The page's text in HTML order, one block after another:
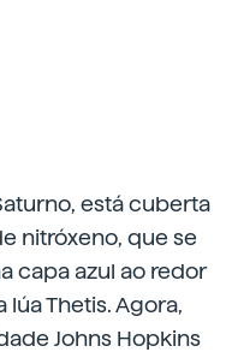
está cuberta
nitróxeno, que se
capa azul ao redor
lúa Thetis. Agora,
Johns Hopkins